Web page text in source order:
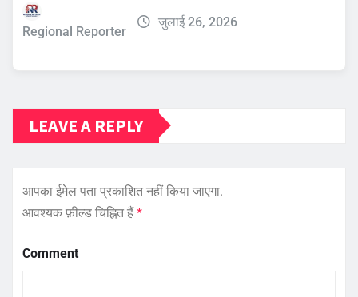
Regional Reporter
जुलाई 26, 2026
LEAVE A REPLY
आपका ईमेल पता प्रकाशित नहीं किया जाएगा.
आवश्यक फ़ील्ड चिह्नित हैं*
Comment